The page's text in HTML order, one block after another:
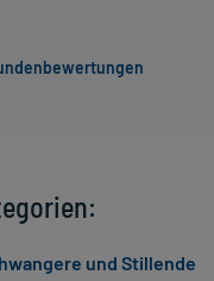
und Stillende